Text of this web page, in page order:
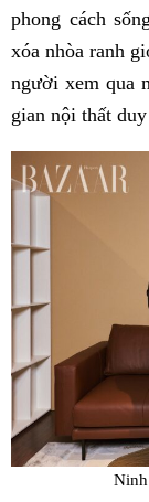
phong cách
xóa nhòa ranh
người xem qua
gian nội thất